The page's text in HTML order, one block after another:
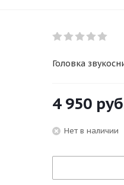
Головка
4 950
Нет в наличии